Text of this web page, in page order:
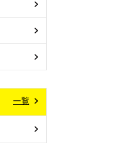
一覧